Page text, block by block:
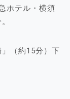
ホテル・横須
」（約15分）下